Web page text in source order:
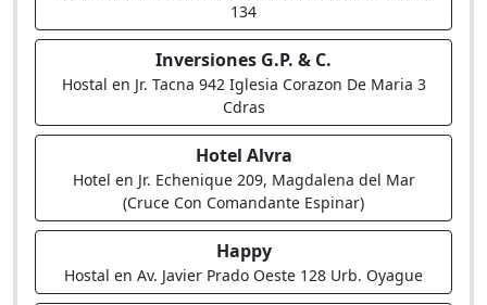
134
Inversiones G.P. & C.
Hostal en Jr. Tacna 942 Iglesia Corazon De Maria 3
Cdras
Hotel Alvra
Hotel en Jr. Echenique 209, Magdalena del Mar
(Cruce Con Comandante Espinar)
Happy
Hostal en Av. Javier Prado Oeste 128 Urb. Oyague